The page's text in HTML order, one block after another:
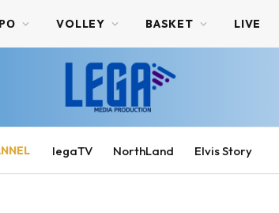
VOLLEY BASKET LIVE
legaTV NorthLand Elvis Story